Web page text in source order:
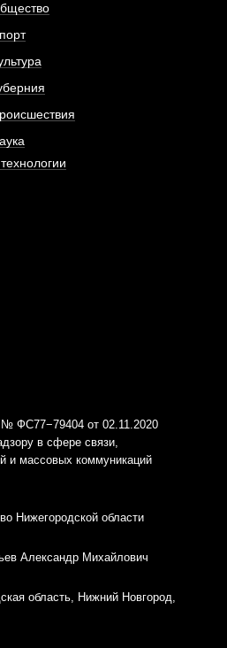
ФС77−79404 от 02.11.2020
в сфере связи,
и массовых коммуникаций
Нижегородской области
Александр Михайлович
область, Нижний Новгород,